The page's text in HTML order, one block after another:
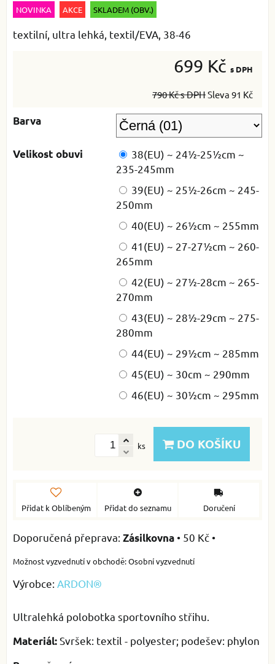
NOVINKA AKCE SKLADEM (OBV.)
textilní, ultra lehká, textil/EVA, 38-46
699 Kč s DPH
790 Kčs DPHSleva 91 Kč
Barva
Velikost obuvi
38(EU) ~ 24½-25½cm ~
235-245mm
39(EU) ~ 25½-26cm ~ 245-
250mm
40(EU) ~ 26½cm ~ 255mm
41(EU) ~ 27-27½cm ~ 260-
265mm
42(EU) ~ 27½-28cm ~ 265-
270mm
43(EU) ~ 28½-29cm ~ 275-
280mm
44(EU) ~ 29½cm ~ 285mm
45(EU) ~ 30cm ~ 290mm
46(EU) ~ 30½cm ~ 295mm
ks DO KOŠÍKU
Přidat k Oblíbeným Přidat do seznamu Doručení
Zásilkovna • 50 Kč •
Osobní vyzvednutí
Výrobce: ARDON®
Ultralehká polobotka sportovního střihu.
Materiál:Svršek: textil - polyester; podešev: phylon